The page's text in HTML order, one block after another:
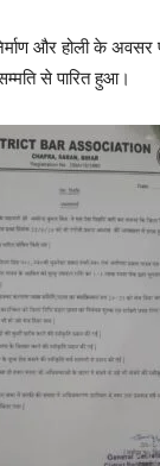
और होली के अवसर
से पारित हुआ।